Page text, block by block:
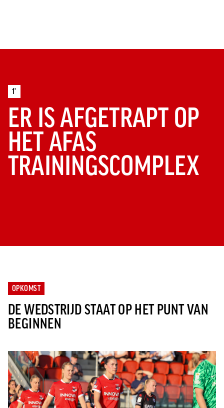
1'
ER IS AFGETRAPT OP
HET AFAS
TRAININGSCOMPLEX
OPKOMST
DE WEDSTRIJD STAAT OP HET PUNT VAN
BEGINNEN